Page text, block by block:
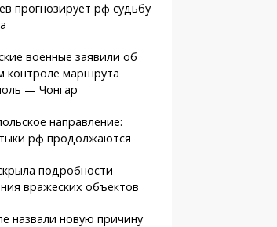
прогнозирует рф судьбу
военные заявили об
контроле маршрута
— Чонгар
направление:
рф продолжаются
подробности
вражеских объектов
назвали новую причину